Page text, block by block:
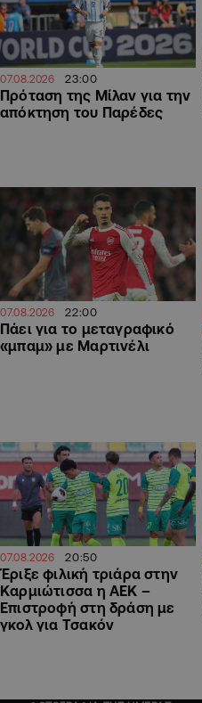
07.08.2026 23:00
Πρόταση της Μίλαν για την
απόκτηση του Παρέδες
07.08.2026 22:00
Πάει για το μεταγραφικό
«μπαμ» με Μαρτινέλι
07.08.2026 20:50
Έριξε φιλική τριάρα στην
Καρμιώτισσα η ΑΕΚ –
Επιστροφή στη δράση με
γκολ για Τσακόν